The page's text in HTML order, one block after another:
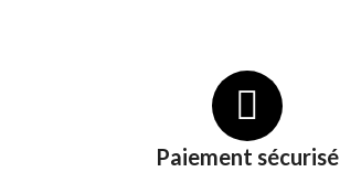
Paiement sécurisé